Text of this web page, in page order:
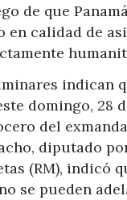
de que
en calidad de
indican
domingo, 28
del
diputado
(RM), indicó
se pueden